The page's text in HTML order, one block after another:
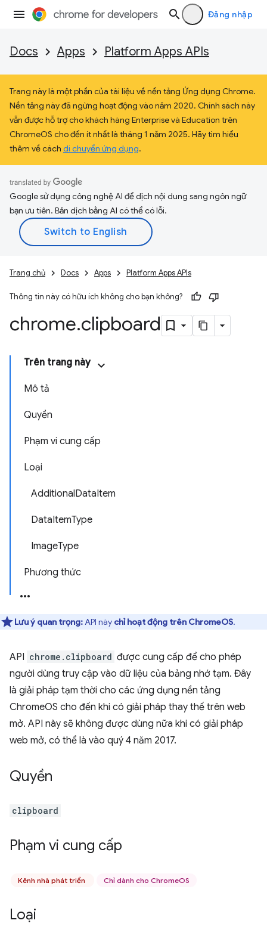
Đăng nhập
Docs Apps Platform Apps APIs
Trang này là một phần của tài liệu về nền tảng Ứng dụng Chrome.
Nền tảng này đã ngừng hoạt động vào năm 2020. Chính sách này
vẫn được hỗ trợ cho khách hàng Enterprise và Education trên
ChromeOS cho đến ít nhất là tháng 1 năm 2025. Hãy tìm hiểu
thêm về cách di chuyển ứng dụng.
Google sử dụng công nghệ AI để dịch nội dung sang ngôn ngữ
bạn ưu tiên. Bản dịch bằng AI có thể có lỗi.
Trang chủ Docs Apps Platform Apps APIs
Thông tin này có hữu ích không cho bạn không?
chrome.clipboard
Trên trang này
Mô tả
Quyền
Phạm vi cung cấp
Loại
AdditionalDataItem
DataItemType
ImageType
Phương thức
Lưu ý quan trọng:API này chỉ hoạt động trên ChromeOS.
API chrome.clipboard được cung cấp để cho phép
người dùng truy cập vào dữ liệu của bảng nhớ tạm. Đây
là giải pháp tạm thời cho các ứng dụng nền tảng
ChromeOS cho đến khi có giải pháp thay thế trên web
mở. API này sẽ không được dùng nữa khi có giải pháp
web mở, có thể là vào quý 4 năm 2017.
Quyền
clipboard
Phạm vi cung cấp
Kênh nhà phát triển Chỉ dành cho ChromeOS
Loại